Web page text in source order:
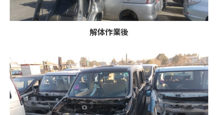
解体作業後